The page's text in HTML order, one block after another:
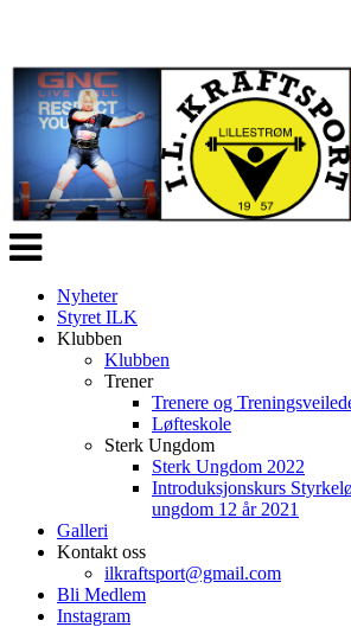
Veksle
navigasjon
Nyheter
Styret ILK
Klubben
Klubben
Trener
Trenere og
Løfteskole
Sterk Ungdom
Sterk Ungdom 2022
Introduksjonskurs
ungdom 12 år 2021
Galleri
Kontakt oss
ilkraftsport@gmail.com
Bli Medlem
Instagram